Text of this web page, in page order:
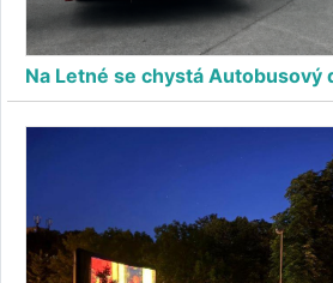
Na Letné se chystá Autobusový